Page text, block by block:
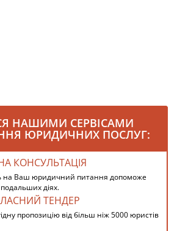
НАШИМИ СЕРВІСАМИ
ЮРИДИЧНИХ ПОСЛУГ:
КОНСУЛЬТАЦІЯ
на Ваш юридичний питання допоможе
діях.
ТЕНДЕР
пропозицію від більш ніж 5000 юристів